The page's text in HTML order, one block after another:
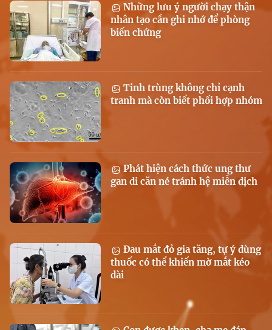
Những lưu ý người chạy thận
nhân tạo cần ghi nhớ để phòng
biến chứng
Tinh trùng không chỉ cạnh
tranh mà còn biết phối hợp nhóm
Phát hiện cách thức ung thư
gan di căn né tránh hệ miễn dịch
Đau mắt đỏ gia tăng, tự ý dùng
thuốc có thể khiến mờ mắt kéo
dài